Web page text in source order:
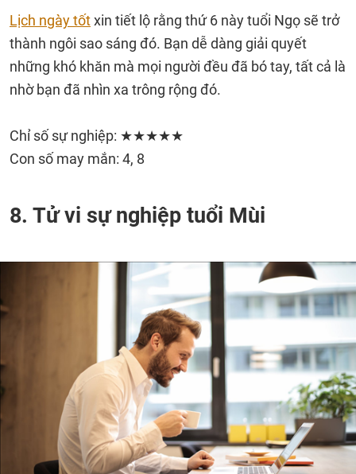
Lịch ngày tốtxin tiết lộ rằng thứ 6 này tuổi Ngọ sẽ trở
thành ngôi sao sáng đó. Bạn dễ dàng giải quyết
những khó khăn mà mọi người đều đã bó tay, tất cả là
nhờ bạn đã nhìn xa trông rộng đó.
Chỉ số sự nghiệp: ★★★★★
Con số may mắn: 4, 8
8. Tử vi sự nghiệp tuổi Mùi